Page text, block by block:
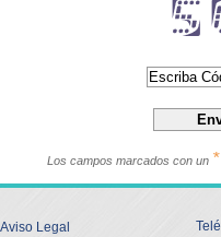
Los campos marcados con un *
Aviso Legal